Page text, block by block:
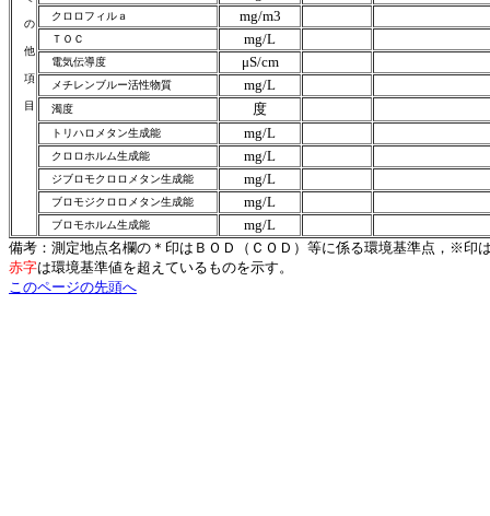
の
他
項
目
クロロフィルａ mg/m3
ＴＯＣ mg/L
電気伝導度 μS/cm
メチレンブルー活性物質 mg/L
濁度 度
トリハロメタン生成能 mg/L
クロロホルム生成能 mg/L
ジブロモクロロメタン生成能 mg/L
ブロモジクロロメタン生成能 mg/L
ブロモホルム生成能
mg/L
備考：測定地点名欄の＊印はＢＯＤ（ＣＯＤ）等に係る環境基準点，※印
赤字は環境基準値を超えているものを示す。
このページの先頭へ